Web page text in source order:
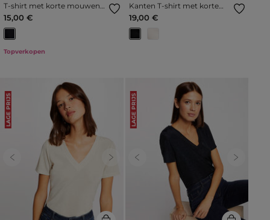
T-shirt met korte mouwen
marineblauw vrouw
15,00 €
Topverkopen
Kanten T-shirt met korte
mouwen zwart vrouw
19,00 €
LAGE PRIJS
Previous Next
LAGE PRIJS
Previous Next